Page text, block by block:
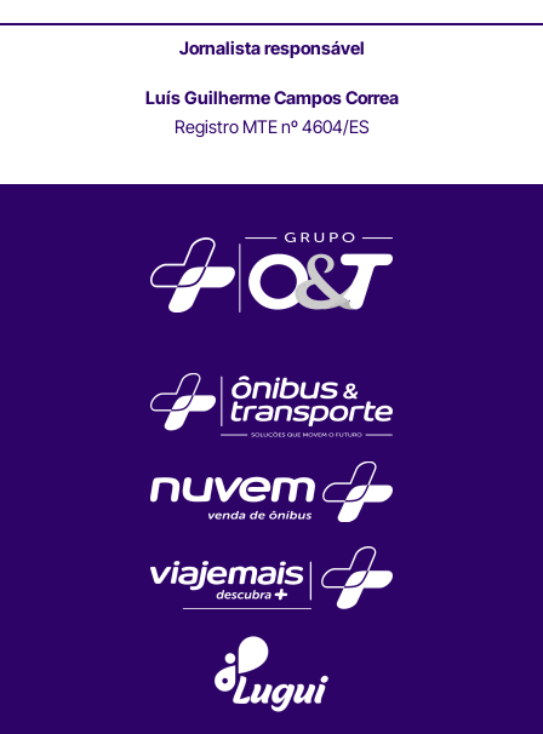
Jornalista responsável
Luís Guilherme Campos Correa
Registro MTE nº 4604/ES